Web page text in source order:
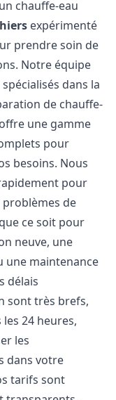
chauffe-eau
expérimenté
prendre soin de
Notre équipe
dans la
de chauffe-
offre une gamme
pour
besoins. Nous
pour
de
ce soit pour
neuve, une
une maintenance
délais
sont très brefs,
24 heures,
les
dans votre
tarifs sont